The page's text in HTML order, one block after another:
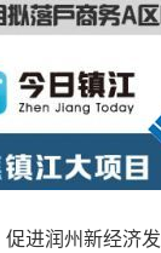
进润州新经济